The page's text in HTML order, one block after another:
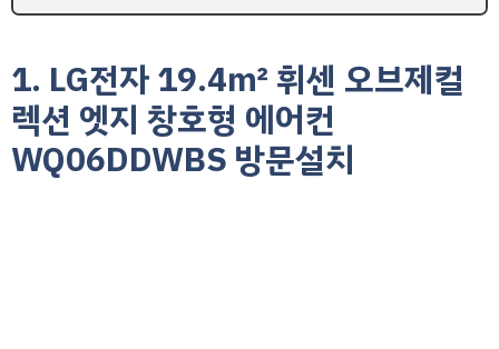
1. LG전자 19.4㎡ 휘센 오브제컬
렉션 엣지 창호형 에어컨
WQ06DDWBS 방문설치